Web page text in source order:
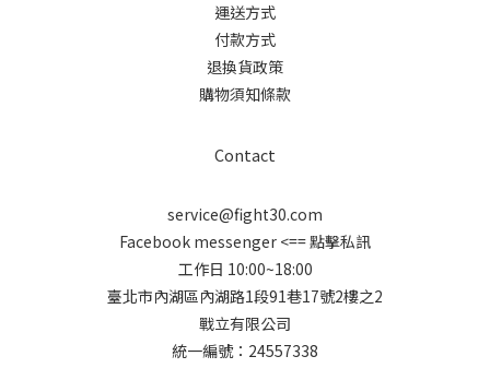
運送方式
付款方式
退換貨政策
購物須知條款
Contact
service@fight30.com
Facebook messenger <== 點擊私訊
工作日 10:00~18:00
臺北市內湖區內湖路1段91巷17號2樓之2
戰立有限公司
統一編號：24557338